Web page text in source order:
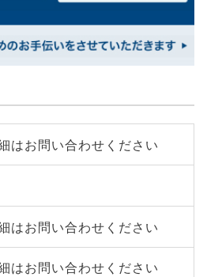
はお問い合わせください
はお問い合わせください
はお問い合わせください